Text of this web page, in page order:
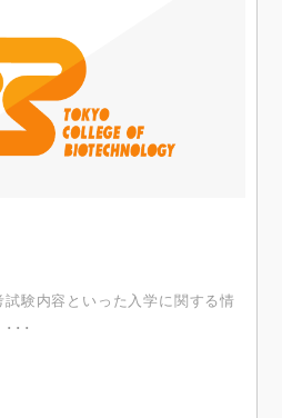
験内容といった入学に関する情
･･